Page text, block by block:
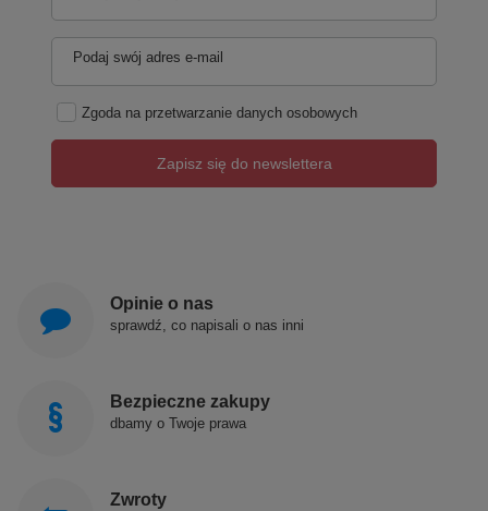
Podaj swój adres e-mail
Zgoda na przetwarzanie danych osobowych
Zapisz się do newslettera
Opinie o nas
sprawdź, co napisali o nas inni
Bezpieczne zakupy
dbamy o Twoje prawa
Zwroty